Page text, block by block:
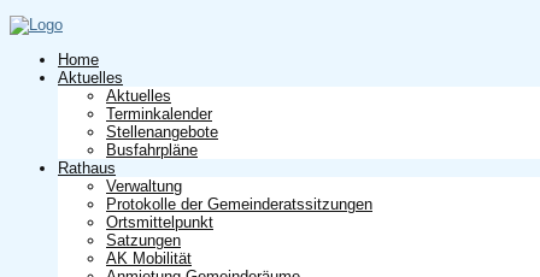
Home
Aktuelles
Aktuelles
Terminkalender
Stellenangebote
Busfahrpläne
Rathaus
Verwaltung
Protokolle der Gemeinderatssitzungen
Ortsmittelpunkt
Satzungen
AK Mobilität